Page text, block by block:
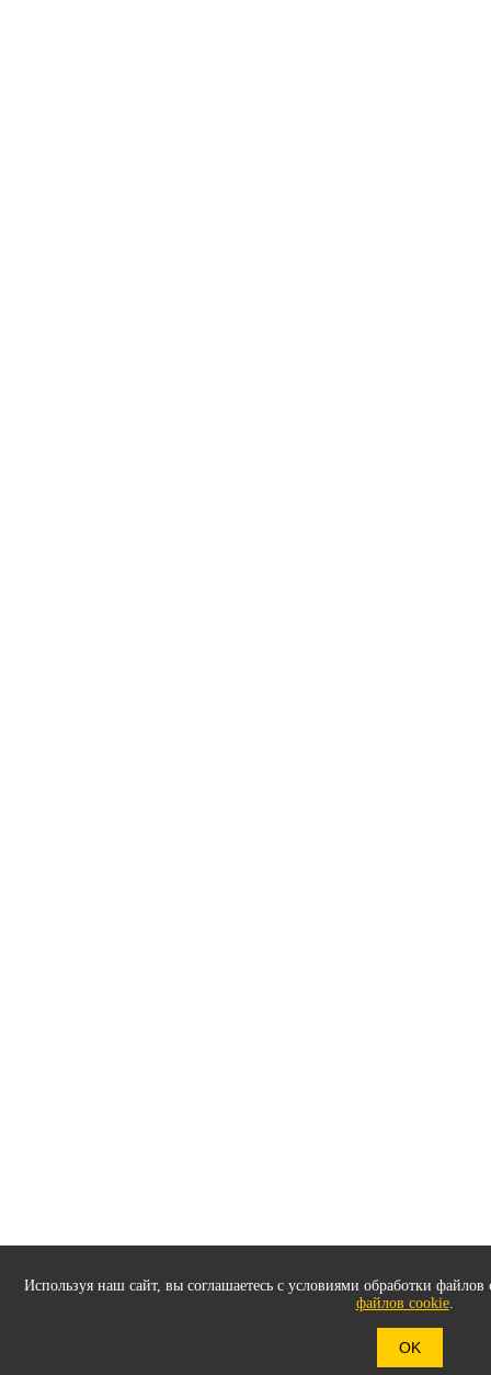
Используя наш сайт, вы соглашаетесь с условиями обработки
файлов cookie.
OK